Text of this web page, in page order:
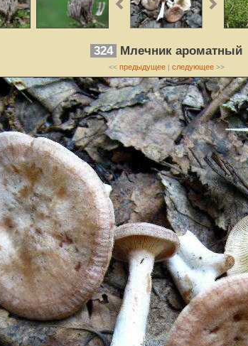
324 Млечник ароматный
<< предыдущее| следующее>>